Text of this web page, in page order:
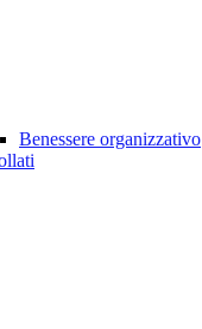
Benessere organizzativo